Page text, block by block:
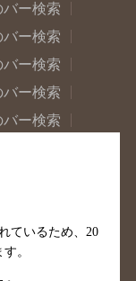
ー検索
バー検索
ー検索
ー検索
ー検索
バー検索
ー検索
ー検索
ているため、 20
。